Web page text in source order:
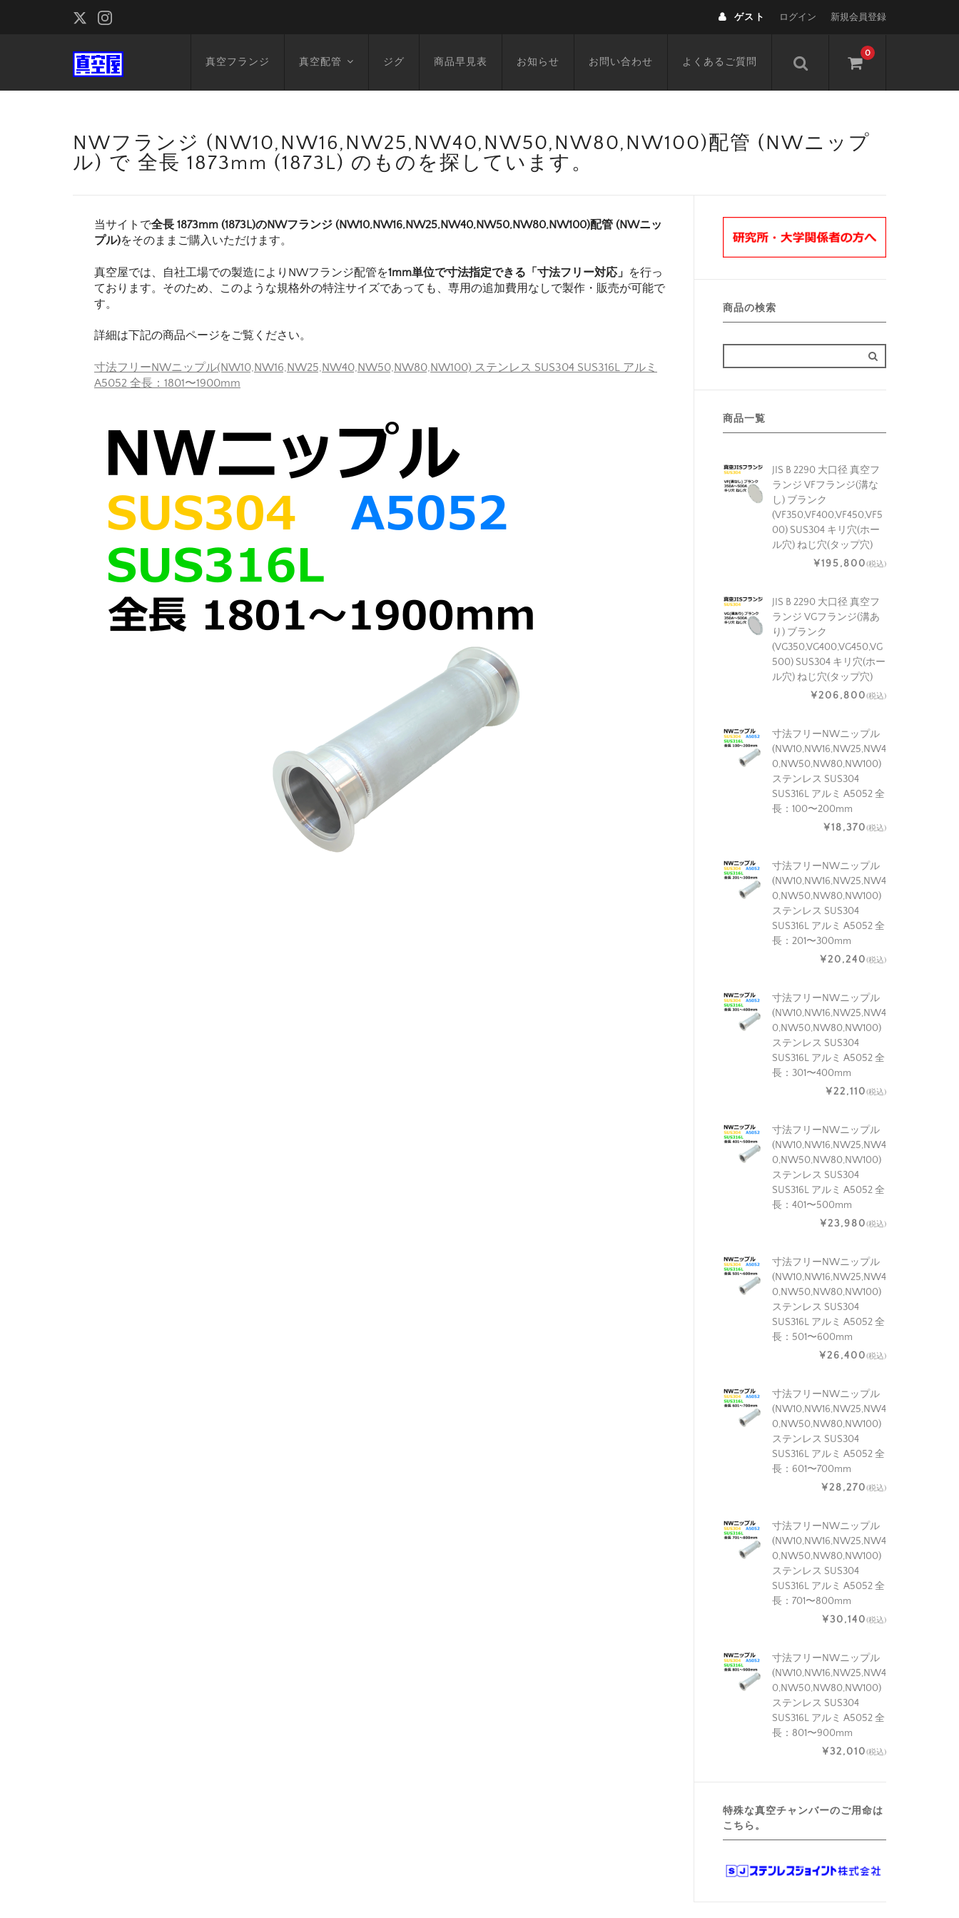
ゲスト ログイン 新規会員登録
0
真空フランジ 真空配管 ジグ 商品早見表 お知らせ お問い合わせ よくあるご質問
NWフランジ (NW10,NW16,NW25,NW40,NW50,NW80,NW100)配管 (NWニップ
ル) で 全長 1873mm (1873L) のものを探しています。
当サイトで全長 1873mm (1873L)のNWフランジ (NW10,NW16,NW25,NW40,NW50,NW80,NW100)配管 (NWニッ
プル)をそのままご購入いただけます。
真空屋では、自社工場での製造によりNWフランジ配管を1mm単位で寸法指定できる「寸法フリー対応」 を行っ
ております。そのため、このような規格外の特注サイズであっても、専用の追加費用なしで製作・販売が可能で
す。
詳細は下記の商品ページをご覧ください。
寸法フリーNWニップル(NW10,NW16,NW25,NW40,NW50,NW80,NW100) ステンレス SUS304 SUS316L アルミ
A5052 全長：1801〜1900mm
商品の検索
商品一覧
JIS B 2290 大口径 真空フ
ランジ VFフランジ(溝な
し) ブランク
(VF350,VF400,VF450,VF5
00) SUS304 キリ穴(ホー
ル穴) ねじ穴(タップ穴)
¥195,800(税込)
JIS B 2290 大口径 真空フ
ランジ VGフランジ(溝あ
り) ブランク
(VG350,VG400,VG450,VG
500) SUS304 キリ穴(ホー
ル穴) ねじ穴(タップ穴)
¥206,800(税込)
寸法フリーNWニップル
(NW10,NW16,NW25,NW4
0,NW50,NW80,NW100)
ステンレス SUS304
SUS316L アルミ A5052 全
長：100〜200mm
¥18,370(税込)
寸法フリーNWニップル
(NW10,NW16,NW25,NW4
0,NW50,NW80,NW100)
ステンレス SUS304
SUS316L アルミ A5052 全
長：201〜300mm
¥20,240(税込)
寸法フリーNWニップル
(NW10,NW16,NW25,NW4
0,NW50,NW80,NW100)
ステンレス SUS304
SUS316L アルミ A5052 全
長：301〜400mm
¥22,110(税込)
寸法フリーNWニップル
(NW10,NW16,NW25,NW4
0,NW50,NW80,NW100)
ステンレス SUS304
SUS316L アルミ A5052 全
長：401〜500mm
¥23,980(税込)
寸法フリーNWニップル
(NW10,NW16,NW25,NW4
0,NW50,NW80,NW100)
ステンレス SUS304
SUS316L アルミ A5052 全
長：501〜600mm
¥26,400(税込)
寸法フリーNWニップル
(NW10,NW16,NW25,NW4
0,NW50,NW80,NW100)
ステンレス SUS304
SUS316L アルミ A5052 全
長：601〜700mm
¥28,270(税込)
寸法フリーNWニップル
(NW10,NW16,NW25,NW4
0,NW50,NW80,NW100)
ステンレス SUS304
SUS316L アルミ A5052 全
長：701〜800mm
¥30,140(税込)
寸法フリーNWニップル
(NW10,NW16,NW25,NW4
0,NW50,NW80,NW100)
ステンレス SUS304
SUS316L アルミ A5052 全
長：801〜900mm
¥32,010(税込)
特殊な真空チャンバーのご用命は
こちら。